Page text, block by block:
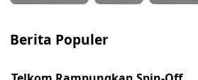
Berita Populer